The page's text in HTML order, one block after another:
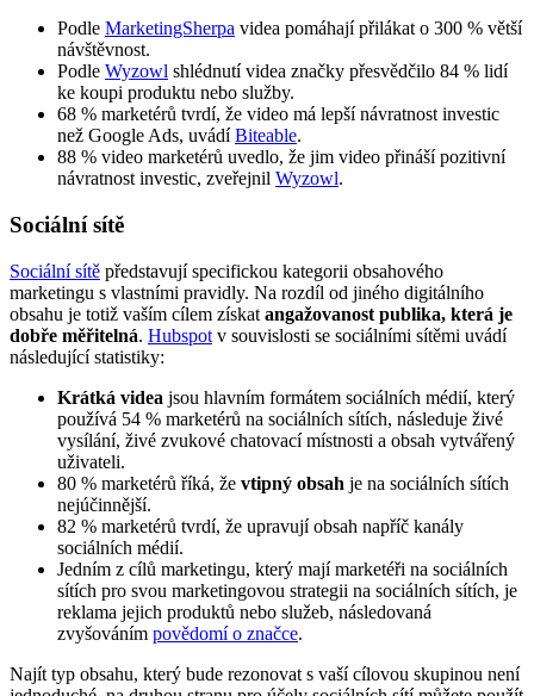
Podle MarketingSherpa videa pomáhají přilákat o 300 % větší
návštěvnost.
Podle Wyzowl shlédnutí videa značky přesvědčilo 84 % lidí
ke koupi produktu nebo služby.
68 % marketérů tvrdí, že video má lepší návratnost investic
než Google Ads, uvádíBiteable.
88 % video marketérů uvedlo, že jim video přináší pozitivní
návratnost investic, zveřejnil Wyzowl.
Sociální sítě
Sociální sítě představují specifickou kategorii obsahového
marketingu s vlastními pravidly. Na rozdíl od jiného digitálního
obsahu je totiž vaším cílem získat angažovanost publika, která je
dobře měřitelná. Hubspot v souvislosti se sociálními sítěmi uvádí
následující statistiky:
Krátká videa jsou hlavním formátem sociálních médií, který
používá 54 % marketérů na sociálních sítích, následuje živé
vysílání, živé zvukové chatovací místnosti a obsah vytvářený
uživateli.
80 % marketérů říká, že vtipný obsah je na sociálních sítích
nejúčinnější.
82 % marketérů tvrdí, že upravují obsah napříč kanály
sociálních médií.
Jedním z cílů marketingu, který mají marketéři na sociálních
sítích pro svou marketingovou strategii na sociálních sítích, je
reklama jejich produktů nebo služeb, následovaná
zvyšováním povědomí o značce.
Najít typ obsahu, který bude rezonovat s vaší cílovou skupinou není